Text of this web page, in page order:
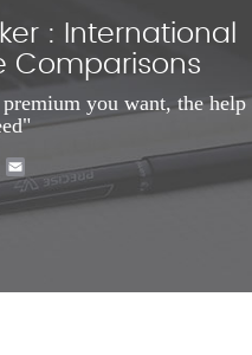
: International
Comparisons
you want, the help
Mastodon